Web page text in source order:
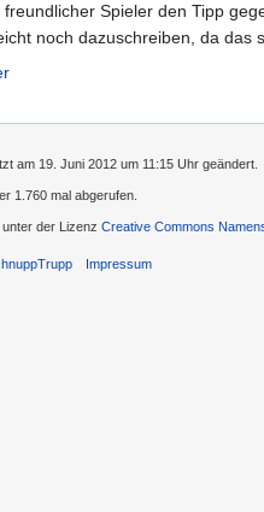
Spieler den Tipp
noch dazuschreiben, da
am 19. Juni 2012 um 11:15 Uhr geändert.
1.760 mal abgerufen.
der Lizenz Creative Commons
Impressum